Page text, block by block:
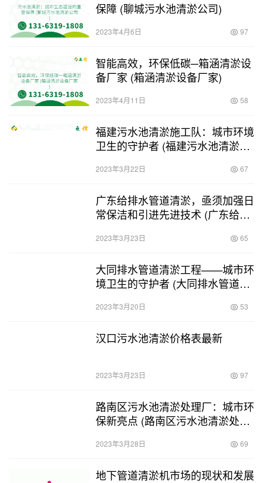
保障 (聊城污水池清淤公司)
2023年4月6日 97
智能高效，环保低碳─箱涵清淤设
备厂家 (箱涵清淤设备厂家)
2023年4月11日 58
福建污水池清淤施工队：城市环境
卫生的守护者 (福建污水池清淤施
2023年3月22日 67
广东给排水管道清淤，亟须加强日
常保洁和引进先进技术 (广东给排
2023年3月23日 65
大同排水管道清淤工程——城市环
境卫生的守护者 (大同排水管道清
2023年3月20日 53
汉口污水池清淤价格表最新
2023年3月23日 97
路南区污水池清淤处理厂：城市环
保新亮点 (路南区污水池清淤处理
2023年3月28日 69
地下管道清淤机市场的现状和发展